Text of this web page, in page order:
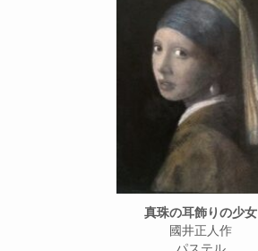
真珠の耳飾りの少女
國井正人作